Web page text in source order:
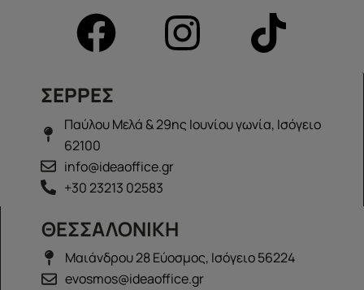
ΣΕΡΡΕΣ
Παύλου Μελά & 29ης Ιουνίου γωνία, Ισόγειο
62100
info@ideaoffice.gr
+30 23213 02583
ΘΕΣΣΑΛΟΝΙΚΗ
Μαιάνδρου 28 Εύοσμος, Ισόγειο 56224
evosmos@ideaoffice.gr